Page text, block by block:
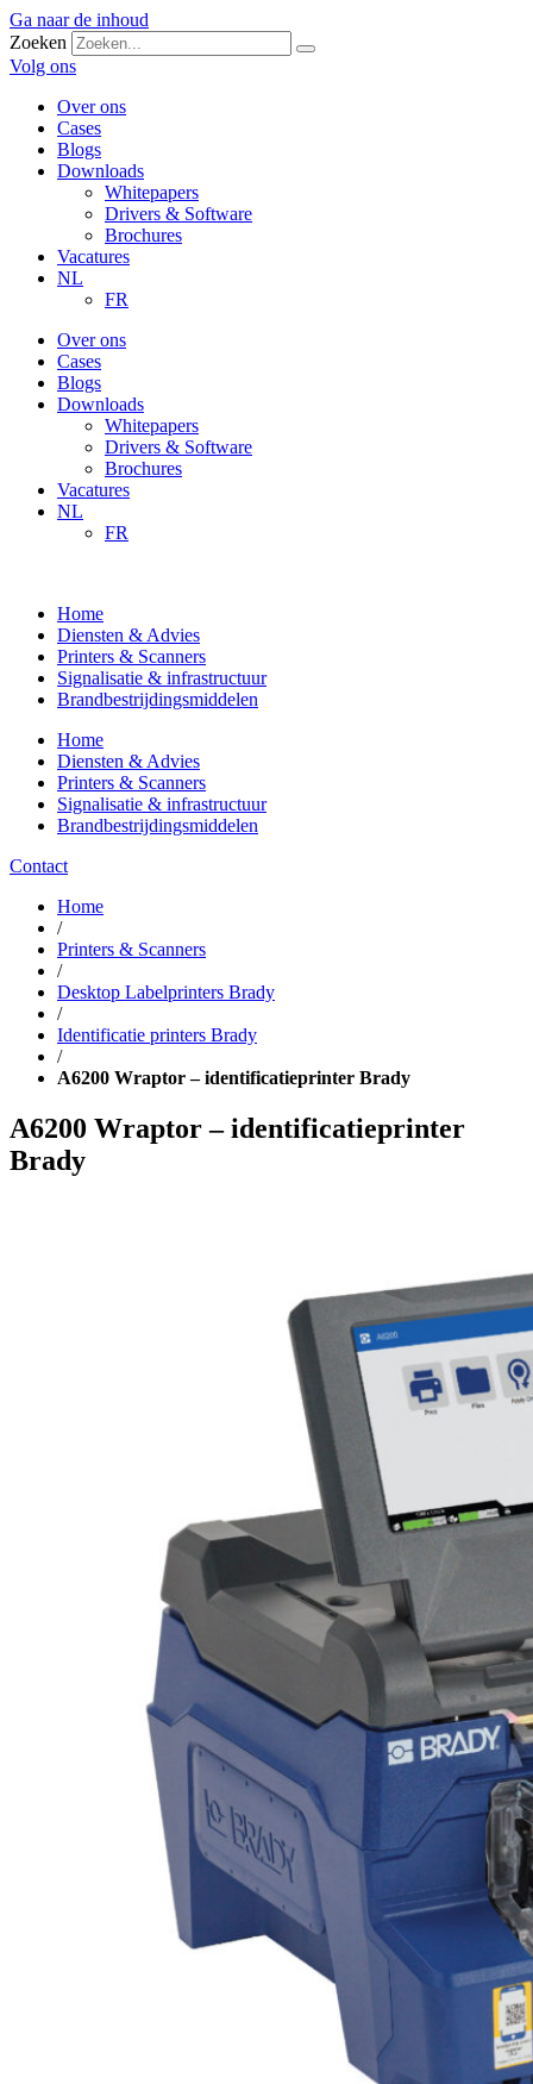
Ga naar de inhoud
Zoeken
Volg ons
Over ons
Cases
Blogs
Downloads
Whitepapers
Drivers & Software
Brochures
Vacatures
NL
FR
Over ons
Cases
Blogs
Downloads
Whitepapers
Drivers & Software
Brochures
Vacatures
NL
FR
Home
Diensten & Advies
Printers & Scanners
Signalisatie & infrastructuur
Brandbestrijdingsmiddelen
Home
Diensten & Advies
Printers & Scanners
Signalisatie & infrastructuur
Brandbestrijdingsmiddelen
Contact
Home
/
Printers & Scanners
/
Desktop Labelprinters Brady
/
Identificatie printers Brady
/
A6200 Wraptor – identificatieprinter Brady
A6200 Wraptor – identificatieprinter
Brady